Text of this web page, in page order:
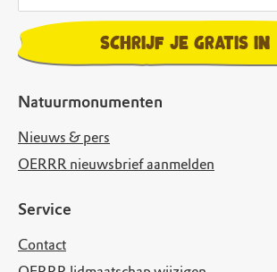
Natuurmonumenten
Nieuws & pers
OERRR nieuwsbrief aanmelden
Service
Contact
Schrijf je gratis in